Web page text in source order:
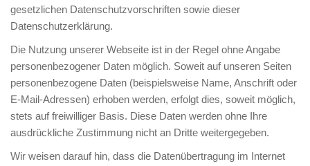
Lichtfigur
Leuchterspinne
Geschenkverpackung
Kasse
Warenkorb
gesetzlichen Datenschutzvorschriften sowie dieser
Datenschutzerklärung.
Die Nutzung unserer Webseite ist in der Regel ohne Angabe
personenbezogener Daten möglich. Soweit auf unseren Seiten
personenbezogene Daten (beispielsweise Name, Anschrift oder
E-Mail-Adressen) erhoben werden, erfolgt dies, soweit möglich,
stets auf freiwilliger Basis. Diese Daten werden ohne Ihre
ausdrückliche Zustimmung nicht an Dritte weitergegeben.
Wir weisen darauf hin, dass die Datenübertragung im Internet